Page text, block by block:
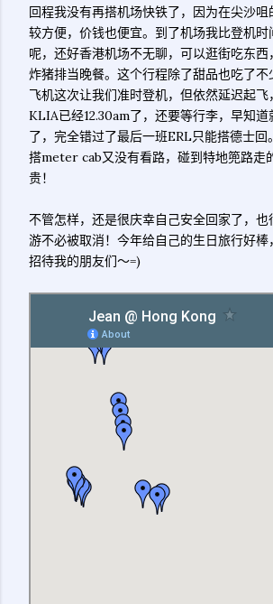
回程我没有再搭机场快铁了，因为在尖沙
较方便，价钱也便宜。到了机场我比登机
呢，还好香港机场不无聊，可以逛街吃东西
炸猪排当晚餐。这个行程除了甜品也吃了
飞机这次让我们准时登机，但依然延迟起飞
KLIA已经12.30am了，还要等行李，早知
了，完全错过了最后一班ERL只能搭德士回
搭meter cab又没有看路，碰到特地篼路走
贵！
不管怎样，还是很庆幸自己安全回家了，
游不必被取消！今年给自己的生日旅行好
招待我的朋友们～=)